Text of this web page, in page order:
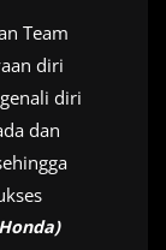
Team
diri
diri
dan